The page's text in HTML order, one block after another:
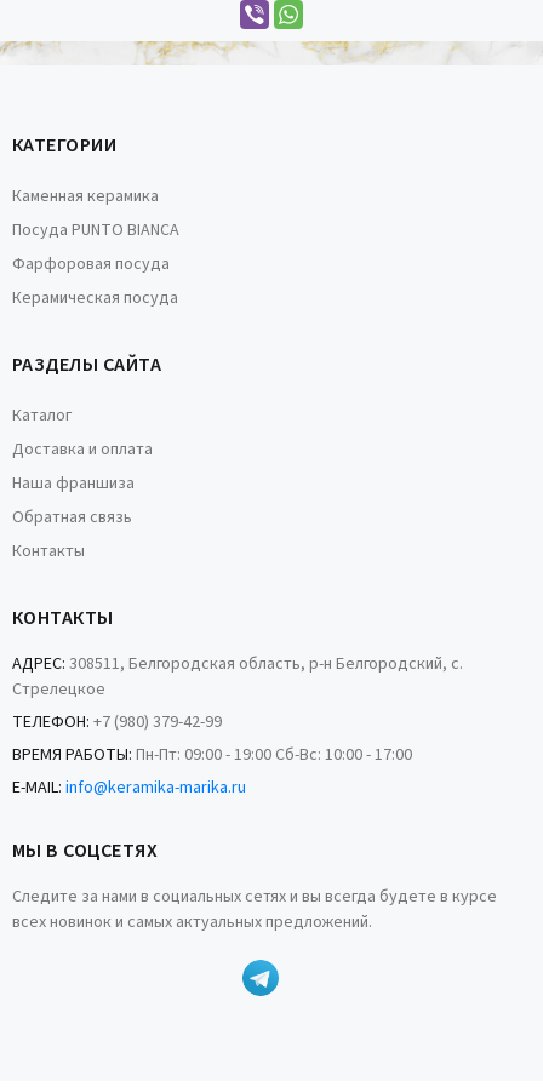
КАТЕГОРИИ
Каменная керамика
Посуда PUNTO BIANCA
Фарфоровая посуда
Керамическая посуда
РАЗДЕЛЫ САЙТА
Каталог
Доставка и оплата
Наша франшиза
Обратная связь
Контакты
КОНТАКТЫ
АДРЕС: 308511, Белгородская область, р-н Белгородский, с.
Стрелецкое
ТЕЛЕФОН: +7 (980) 379-42-99
ВРЕМЯ РАБОТЫ: Пн-Пт: 09:00 - 19:00 Сб-Вс: 10:00 - 17:00
E-MAIL: info@keramika-marika.ru
МЫ В СОЦСЕТЯХ
Следите за нами в социальных сетях и вы всегда будете в курсе
всех новинок и самых актуальных предложений.